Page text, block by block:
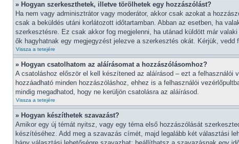
» Hogyan szerkeszthetek, illetve törölhetek egy hozzászólást?
Ha nem vagy adminisztrátor vagy moderátor, akkor csak azokat a
csak a beküldés utáni korlátozott időtartamban. Abban az esetben, ha
szerkesztésre. Ez csak akkor fog megjelenni, ha utánad küldött már
ők hagyhatnak egy megjegyzést jelezve a szerkesztés okát. Kérjük,
Vissza a tetejére
» Hogyan csatolhatom az aláírásomat a hozzászólásomhoz?
A csatoláshoz először el kell készítened az aláírásod – ezt a
hozzáadható minden hozzászóláshoz, ehhez is a felhasználói
mindig megadhatod, hogy ne kerüljön csatolásra az aláírásod.
Vissza a tetejére
» Hogyan készíthetek szavazást?
Amikor egy új témát nyitsz, vagy egy téma első hozzászólását
készítéséhez. Add meg a szavazás címét, majd legalább két választási